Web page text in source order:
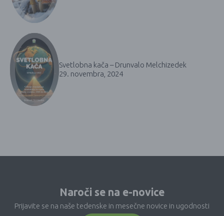
Svetlobna kača – Drunvalo Melchizedek
29. novembra, 2024
Naroči se na e-novice
Prijavite se na naše tedenske in mesečne novice in ugodnosti